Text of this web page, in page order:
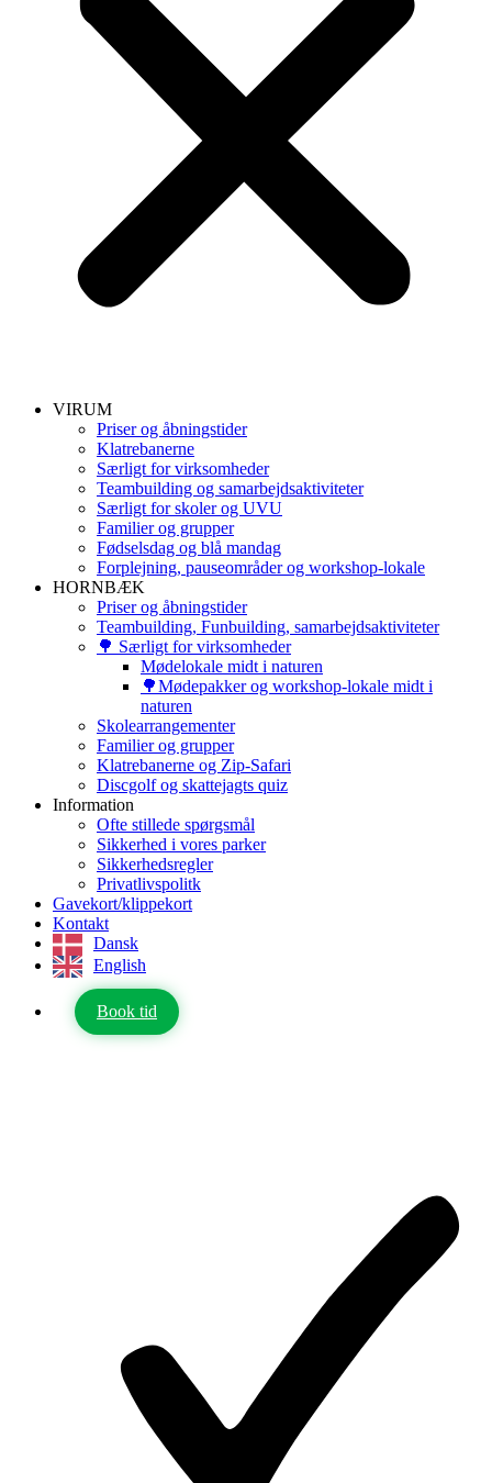
VIRUM
Priser og åbningstider
Klatrebanerne
Særligt for virksomheder
Teambuilding og samarbejdsaktiviteter
Særligt for skoler og UVU
Familier og grupper
Fødselsdag og blå mandag
Forplejning, pauseområder og workshop-lokale
HORNBÆK
Priser og åbningstider
Teambuilding, Funbuilding, samarbejdsaktiviteter
🌳 Særligt for virksomheder
Mødelokale midt i naturen
🌳Mødepakker og workshop-lokale midt i
naturen
Skolearrangementer
Familier og grupper
Klatrebanerne og Zip-Safari
Discgolf og skattejagts quiz
Information
Ofte stillede spørgsmål
Sikkerhed i vores parker
Sikkerhedsregler
Privatlivspolitk
Gavekort/klippekort
Kontakt
Dansk
English
Book tid